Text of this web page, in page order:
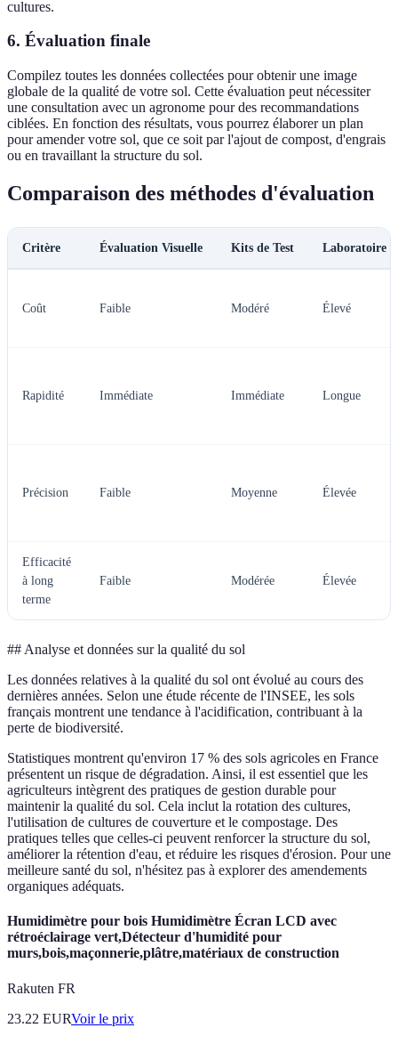
cultures.
6. Évaluation finale
Compilez toutes les données collectées pour obtenir une image
globale de la qualité de votre sol. Cette évaluation peut nécessiter
une consultation avec un agronome pour des recommandations
ciblées. En fonction des résultats, vous pourrez élaborer un plan
pour amender votre sol, que ce soit par l'ajout de compost, d'engrais
ou en travaillant la structure du sol.
Comparaison des méthodes d'évaluation
Critère Évaluation Visuelle Kits de Test Laboratoire
Coût Faible Modéré Élevé
Rapidité Immédiate Immédiate Longue
Précision Faible Moyenne Élevée
Efficacité
à long
terme
Faible Modérée Élevée
## Analyse et données sur la qualité du sol
Les données relatives à la qualité du sol ont évolué au cours des
dernières années. Selon une étude récente de l'INSEE, les sols
français montrent une tendance à l'acidification, contribuant à la
perte de biodiversité.
Statistiques montrent qu'environ 17 % des sols agricoles en France
présentent un risque de dégradation. Ainsi, il est essentiel que les
agriculteurs intègrent des pratiques de gestion durable pour
maintenir la qualité du sol. Cela inclut la rotation des cultures,
l'utilisation de cultures de couverture et le compostage. Des
pratiques telles que celles-ci peuvent renforcer la structure du sol,
améliorer la rétention d'eau, et réduire les risques d'érosion. Pour une
meilleure santé du sol, n'hésitez pas à explorer des amendements
organiques adéquats.
Humidimètre pour bois Humidimètre Écran LCD avec
rétroéclairage vert,Détecteur d'humidité pour
murs,bois,maçonnerie,plâtre,matériaux de construction
Rakuten FR
23.22 EURVoir le prix